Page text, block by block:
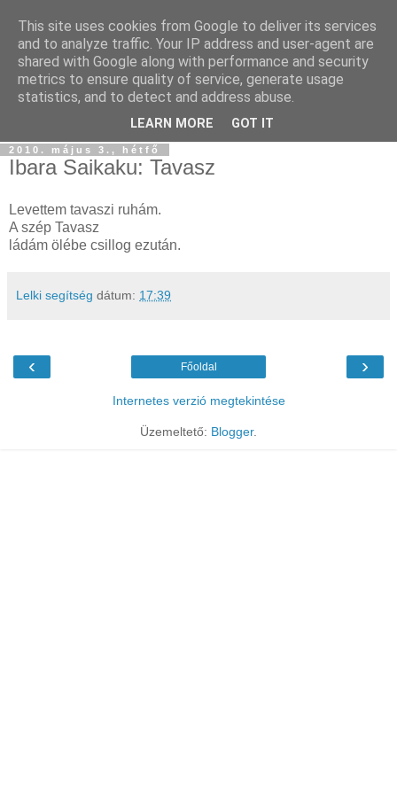
Chillout room
Ez a felüdülés és derülés helye. Írások, idézetek lélektani
tartalommal - nemcsak lélektanászoktól.
2010. május 3., hétfő
Ibara Saikaku: Tavasz
Levettem tavaszi ruhám.
A szép Tavasz
ládám ölébe csillog ezután.
Lelki segítség dátum: 17:39
‹ ›
Főoldal
Internetes verzió megtekintése
Üzemeltető: Blogger.
This site uses cookies from Google to deliver its services
and to analyze traffic. Your IP address and user-agent are
shared with Google along with performance and security
metrics to ensure quality of service, generate usage
statistics, and to detect and address abuse.
LEARN MORE GOT IT